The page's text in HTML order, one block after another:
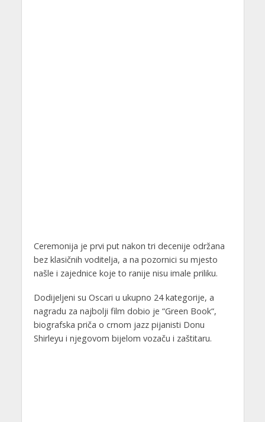
Ceremonija je prvi put nakon tri decenije održana
bez klasičnih voditelja, a na pozornici su mjesto
našle i zajednice koje to ranije nisu imale priliku.
Dodijeljeni su Oscari u ukupno 24 kategorije, a
nagradu za najbolji film dobio je “Green Book“,
biografska priča o crnom jazz pijanisti Donu
Shirleyu i njegovom bijelom vozaču i zaštitaru.